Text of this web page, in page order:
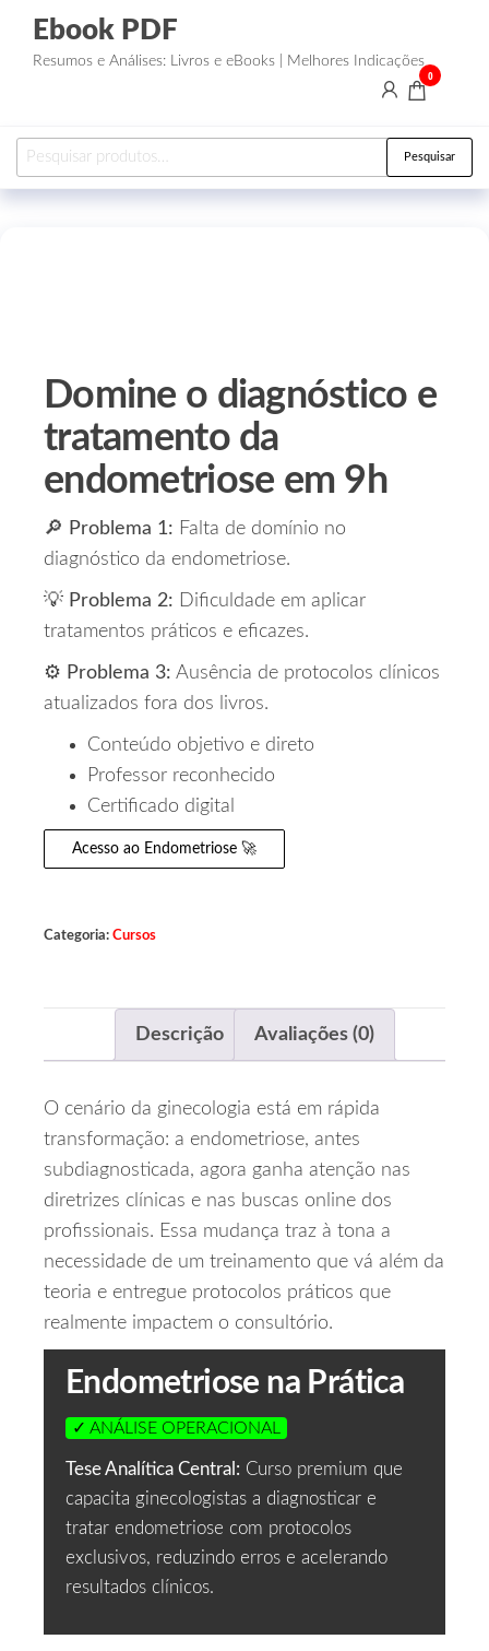
Ebook PDF
Resumos e Análises: Livros e eBooks | Melhores Indicações
0
Pesquisar
Domine o diagnóstico e
tratamento da
endometriose em 9h
🔎 Problema 1: Falta de domínio no
diagnóstico da endometriose.
💡 Problema 2: Dificuldade em aplicar
tratamentos práticos e eficazes.
⚙️ Problema 3: Ausência de protocolos clínicos
atualizados fora dos livros.
Conteúdo objetivo e direto
Professor reconhecido
Certificado digital
Acesso ao Endometriose 🚀
Categoria: Cursos
Descrição Avaliações (0)
O cenário da ginecologia está em rápida
transformação: a endometriose, antes
subdiagnosticada, agora ganha atenção nas
diretrizes clínicas e nas buscas online dos
profissionais. Essa mudança traz à tona a
necessidade de um treinamento que vá além da
teoria e entregue protocolos práticos que
realmente impactem o consultório.
Endometriose na Prática
✓ ANÁLISE OPERACIONAL
Tese Analítica Central: Curso premium que
capacita ginecologistas a diagnosticar e
tratar endometriose com protocolos
exclusivos, reduzindo erros e acelerando
resultados clínicos.